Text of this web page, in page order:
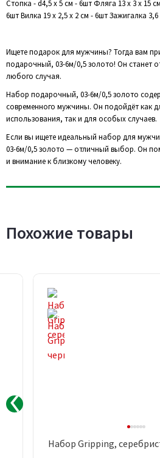
Стопка - d4,5 х 5 см - 6шт Фляга 13 х 3 х 15
6шт Вилка 19 х 2,5 х 2 см - 6шт Зажигалка
Ищете подарок для мужчины? Тогда вам
подарочный, 03-6м/0,5 золото! Он станет
любого случая.
Набор подарочный, 03-6м/0,5 золото
современного мужчины. Он подойдёт как
использования, так и для особых случаев.
Если вы ищете идеальный набор для
03-6м/0,5 золото — отличный выбор. Он
и внимание к близкому человеку.
Похожие товары
Набор Gripping,